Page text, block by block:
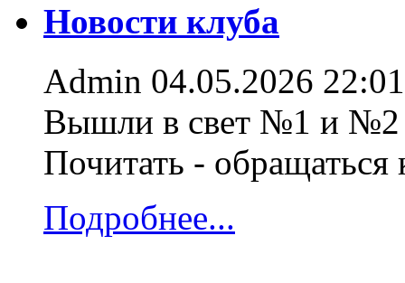
Новости клуба
Admin 04.05.2026 22:01
Вышли в свет №1 и №2
Почитать -
Подробнее...